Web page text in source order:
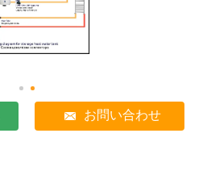
お問い合わせ